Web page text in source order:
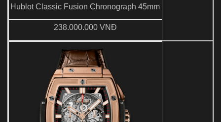
Hublot Classic Fusion Chronograph 45mm
238.000.000 VNĐ